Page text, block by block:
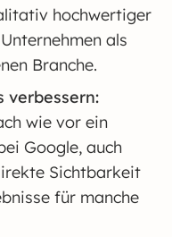
hochwertiger
als
Branche.
verbessern:
wie vor ein
Google, auch
Sichtbarkeit
für manche